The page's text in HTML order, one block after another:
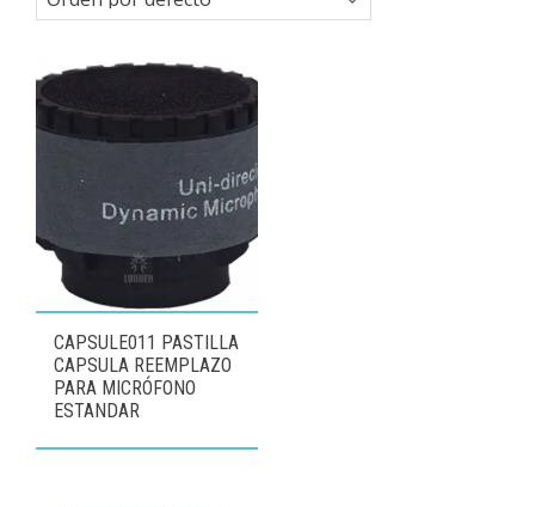
CAPSULE011 PASTILLA
CAPSULA REEMPLAZO
PARA MICRÓFONO
ESTANDAR